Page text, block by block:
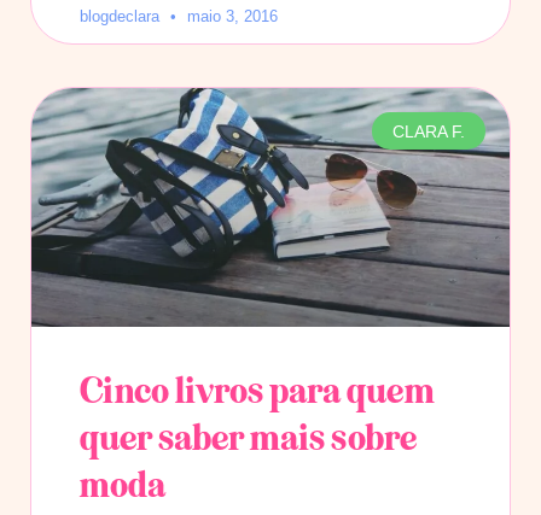
blogdeclara maio 3, 2016
CLARA F.
Cinco livros para quem
quer saber mais sobre
moda